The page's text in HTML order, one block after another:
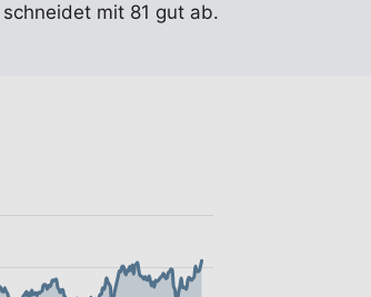
mit 81 gut ab.